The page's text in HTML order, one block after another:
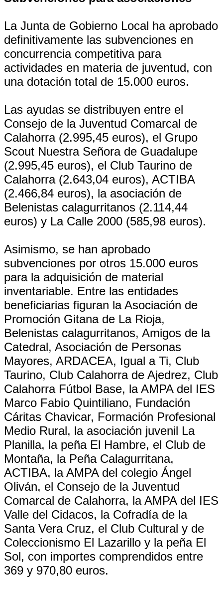
La Junta de Gobierno Local ha aprobado
definitivamente las subvenciones en
concurrencia competitiva para
actividades en materia de juventud, con
una dotación total de 15.000 euros.
Las ayudas se distribuyen entre el
Consejo de la Juventud Comarcal de
Calahorra (2.995,45 euros), el Grupo
Scout Nuestra Señora de Guadalupe
(2.995,45 euros), el Club Taurino de
Calahorra (2.643,04 euros), ACTIBA
(2.466,84 euros), la asociación de
Belenistas calagurritanos (2.114,44
euros) y La Calle 2000 (585,98 euros).
Asimismo, se han aprobado
subvenciones por otros 15.000 euros
para la adquisición de material
inventariable. Entre las entidades
beneficiarias figuran la Asociación de
Promoción Gitana de La Rioja,
Belenistas calagurritanos, Amigos de la
Catedral, Asociación de Personas
Mayores, ARDACEA, Igual a Ti, Club
Taurino, Club Calahorra de Ajedrez, Club
Calahorra Fútbol Base, la AMPA del IES
Marco Fabio Quintiliano, Fundación
Cáritas Chavicar, Formación Profesional
Medio Rural, la asociación juvenil La
Planilla, la peña El Hambre, el Club de
Montaña, la Peña Calagurritana,
ACTIBA, la AMPA del colegio Ángel
Oliván, el Consejo de la Juventud
Comarcal de Calahorra, la AMPA del IES
Valle del Cidacos, la Cofradía de la
Santa Vera Cruz, el Club Cultural y de
Coleccionismo El Lazarillo y la peña El
Sol, con importes comprendidos entre
369 y 970,80 euros.